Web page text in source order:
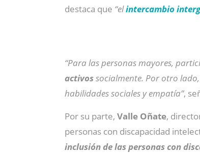
destaca que “elintercambio
“Para las personas mayores,
activossocialmente. Por otro
habilidades sociales y empatía”,
Por su parte, Valle Oñate,
personas con discapacidad
inclusión de las personas con